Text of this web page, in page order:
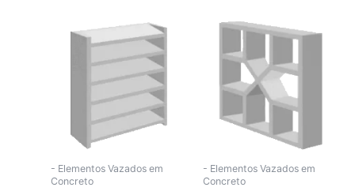
- Elementos Vazados em
Concreto
- Elementos Vazados em
Concreto